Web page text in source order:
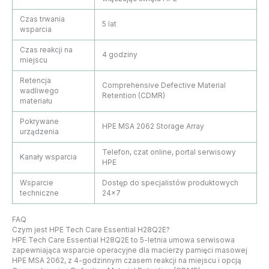
Czas trwania
wsparcia
5 lat
Czas reakcji na
miejscu
4 godziny
Retencja
wadliwego
materiału
Comprehensive Defective Material
Retention (CDMR)
Pokrywane
urządzenia
HPE MSA 2062 Storage Array
Kanały wsparcia
Telefon, czat online, portal serwisowy
HPE
Wsparcie
techniczne
Dostęp do specjalistów produktowych
24×7
FAQ
Czym jest HPE Tech Care Essential H28Q2E?
HPE Tech Care Essential H28Q2E to 5-letnia umowa serwisowa
zapewniająca wsparcie operacyjne dla macierzy pamięci masowej
HPE MSA 2062, z 4-godzinnym czasem reakcji na miejscu i opcją